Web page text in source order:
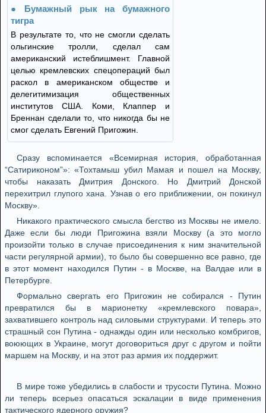
Бумажный рык на бумажного
тигра
В результате то, что не смогли сделать
ольгинские тролли, сделал сам
американский истеблишмент. Главной
целью кремлевских спецопераций был
раскол в американском обществе и
делегитимизация общественных
институтов США. Коми, Клаппер и
Бреннан сделали то, что никогда бы не
смог сделать Евгений Пригожин.
Сразу вспоминается «Всемирная история, обработанная
“Сатириконом”»: «Тохтамыш убил Мамая и пошел на Москву,
чтобы наказать Дмитрия Донского. Но Дмитрий Донской
перехитрил глупого хана. Узнав о его приближении, он покинул
Москву».
Никакого практического смысла бегство из Москвы не имело.
Даже если бы люди Пригожина взяли Москву (а это могло
произойти только в случае присоединения к ним значительной
части регулярной армии), то было бы совершенно все равно, где
в этот момент находился Путин - в Москве, на Валдае или в
Петербурге.
Формально свергать его Пригожин не собирался - Путин
превратился бы в марионетку «кремлевского повара»,
захватившего контроль над силовыми структурами. И теперь это
страшный сон Путина - однажды один или несколько комбригов,
воюющих в Украине, могут договориться друг с другом и пойти
маршем на Москву, и на этот раз армия их поддержит.
В мире тоже убедились в слабости и трусости Путина. Можно
ли теперь всерьез опасаться эскалации в виде применения
тактического ядерного оружия?